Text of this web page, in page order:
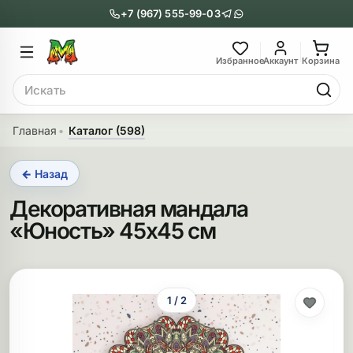
+7 (967) 555-99-03
ИзбранноеАккаунт Корзина
Поиск
Главное меню
Бонги
бонги
бонги
бонги
Главное
Трубки
Пипетки
Деревянные
Главная Каталог (598)
← Назад
Декоративная мандала
«Юность» 45х45 см
1 / 2